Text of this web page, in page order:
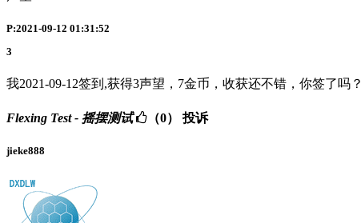
P:2021-09-12 01:31:52
3
我2021-09-12签到,获得3声望，7金币，收获还不错，你签了吗？
Flexing Test - 摇摆测试 （0） 投诉
jieke888